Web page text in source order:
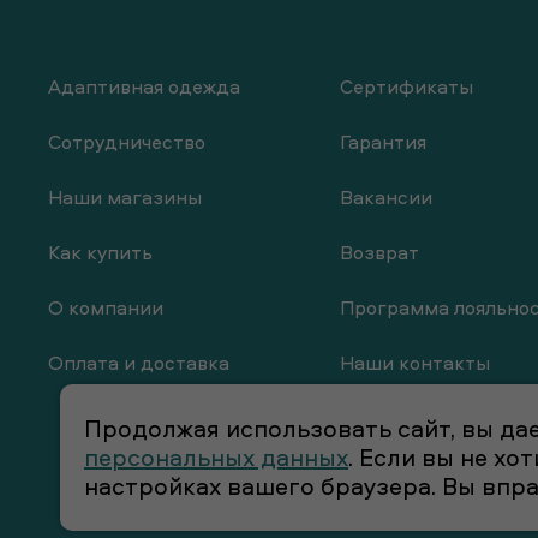
Адаптивная одежда
Сотрудничество
Наши магазины
Как купить
О компании
Оплата и доставка
Сертификаты
Гарантия
Вакансии
Возврат
Программа
Наши контакты
Продолжая использовать сайт, вы
персональных данных. Если вы не
настройках вашего браузера. Вы